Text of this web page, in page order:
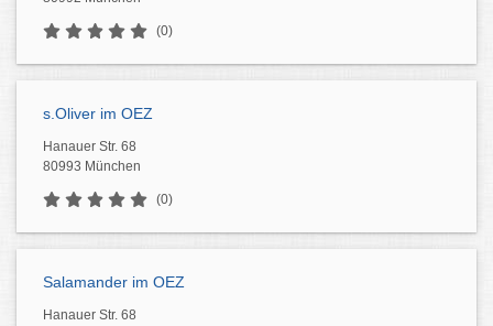
(0)
s.Oliver im OEZ
Hanauer Str. 68
80993 München
(0)
Salamander im OEZ
Hanauer Str. 68